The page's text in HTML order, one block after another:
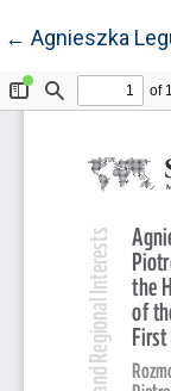
← Wróć do
Agnieszka